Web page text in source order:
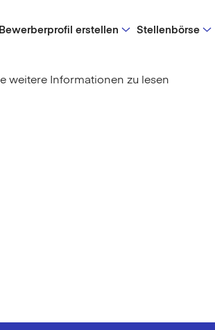
Bewerberprofil erstellen Stellenbörse
weitere Informationen zu lesen